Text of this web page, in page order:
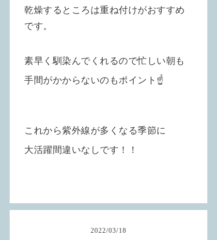
乾燥するところは重ね付けがおすすめ
です。
素早く馴染んでくれるので忙しい朝も
手間がかからないのもポイント☝️
これから紫外線が多くなる季節に
大活躍間違いなしです！！
2022/03/18